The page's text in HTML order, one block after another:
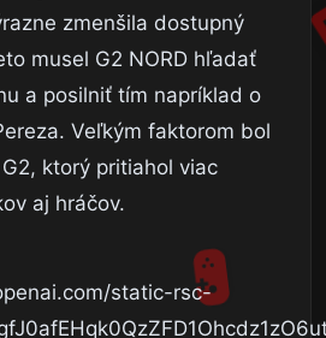
zmenšila dostupný
musel G2 NORD hľadať
a posilniť tím napríklad o
Veľkým faktorom bol
ktorý pritiahol viac
aj hráčov.